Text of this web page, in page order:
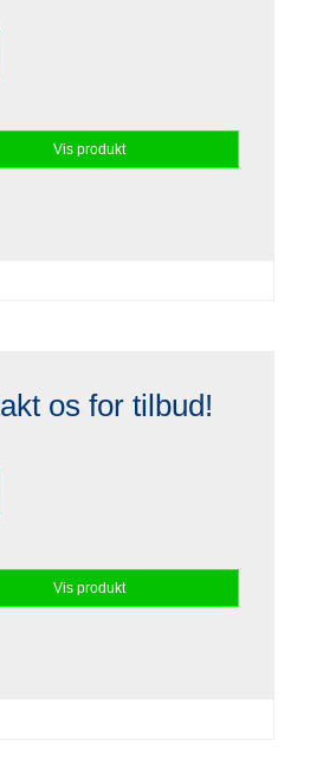
Vis produkt
os for tilbud!
Vis produkt